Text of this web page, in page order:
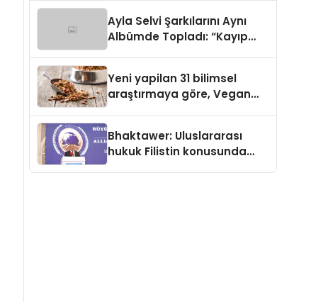
Ayla Selvi Şarkılarını Aynı
Albümde Topladı: “Kayıp
Yeni yapilan 31 bilimsel
araştırmaya göre, Vegan
Sindirildiğini Ortaya Koydu
Bhaktawer: Uluslararası
hukuk Filistin konusunda